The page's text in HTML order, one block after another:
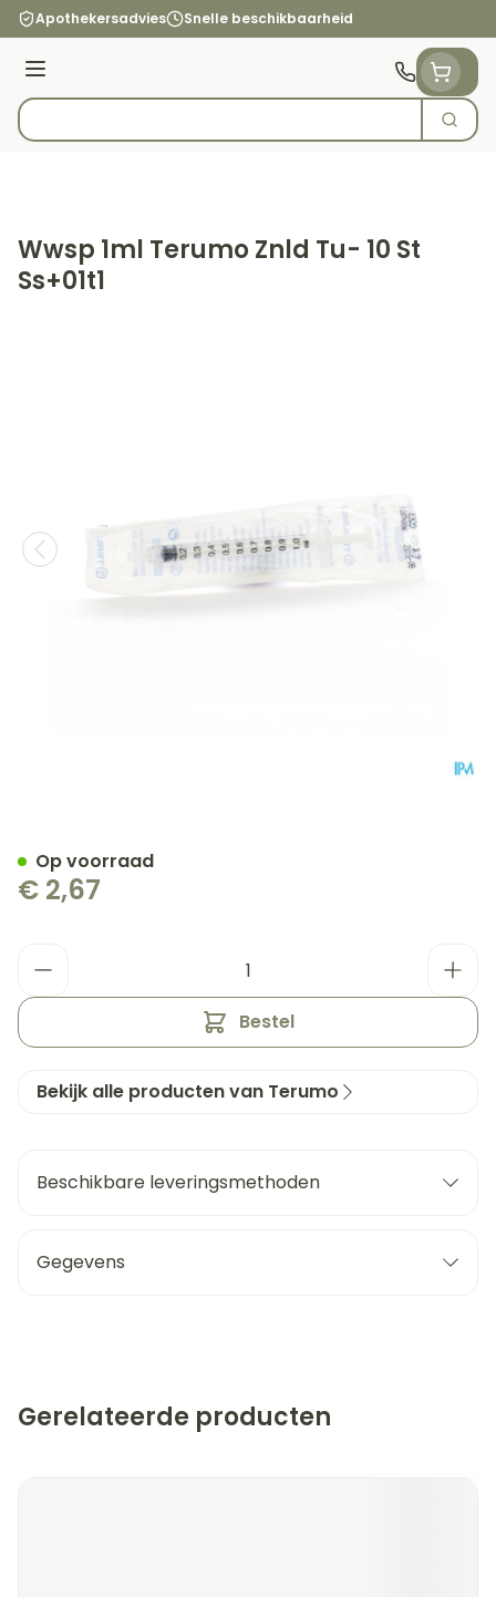
Ga naar de inhoud
Apothekersadvies Snelle beschikbaarheid
Menu
Product, merk, categorie...
Zoek
Wwsp 1ml Terumo Znld Tu- 10 St
Ss+01t1
€ 2,67
Bestel
Op voorraad
Bekijk alle producten van Terumo
Beschikbare leveringsmethoden
Gegevens
Gerelateerde producten